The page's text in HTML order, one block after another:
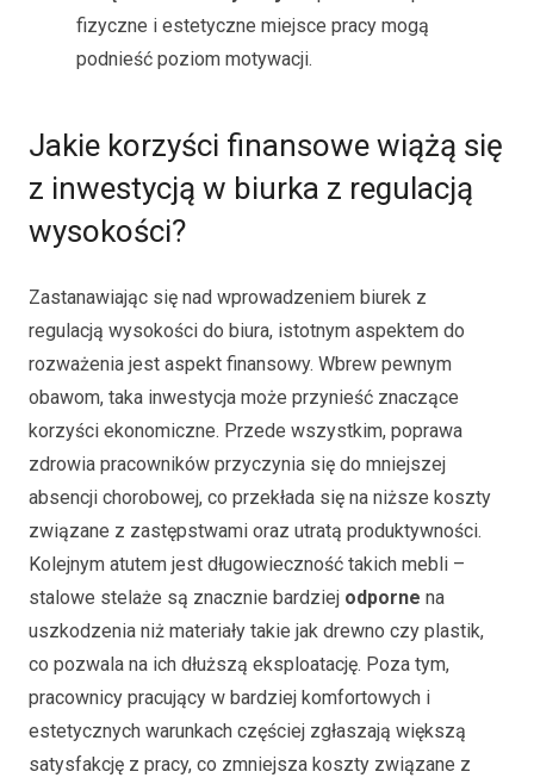
fizyczne i estetyczne miejsce pracy mogą
podnieść poziom motywacji.
Jakie korzyści finansowe wiążą się
z inwestycją w biurka z regulacją
wysokości?
Zastanawiając się nad wprowadzeniem biurek z
regulacją wysokości do biura, istotnym aspektem do
rozważenia jest aspekt finansowy. Wbrew pewnym
obawom, taka inwestycja może przynieść znaczące
korzyści ekonomiczne. Przede wszystkim, poprawa
zdrowia pracowników przyczynia się do mniejszej
absencji chorobowej, co przekłada się na niższe koszty
związane z zastępstwami oraz utratą produktywności.
Kolejnym atutem jest długowieczność takich mebli –
stalowe stelaże są znacznie bardziej odporne na
uszkodzenia niż materiały takie jak drewno czy plastik,
co pozwala na ich dłuższą eksploatację. Poza tym,
pracownicy pracujący w bardziej komfortowych i
estetycznych warunkach częściej zgłaszają większą
satysfakcję z pracy, co zmniejsza koszty związane z